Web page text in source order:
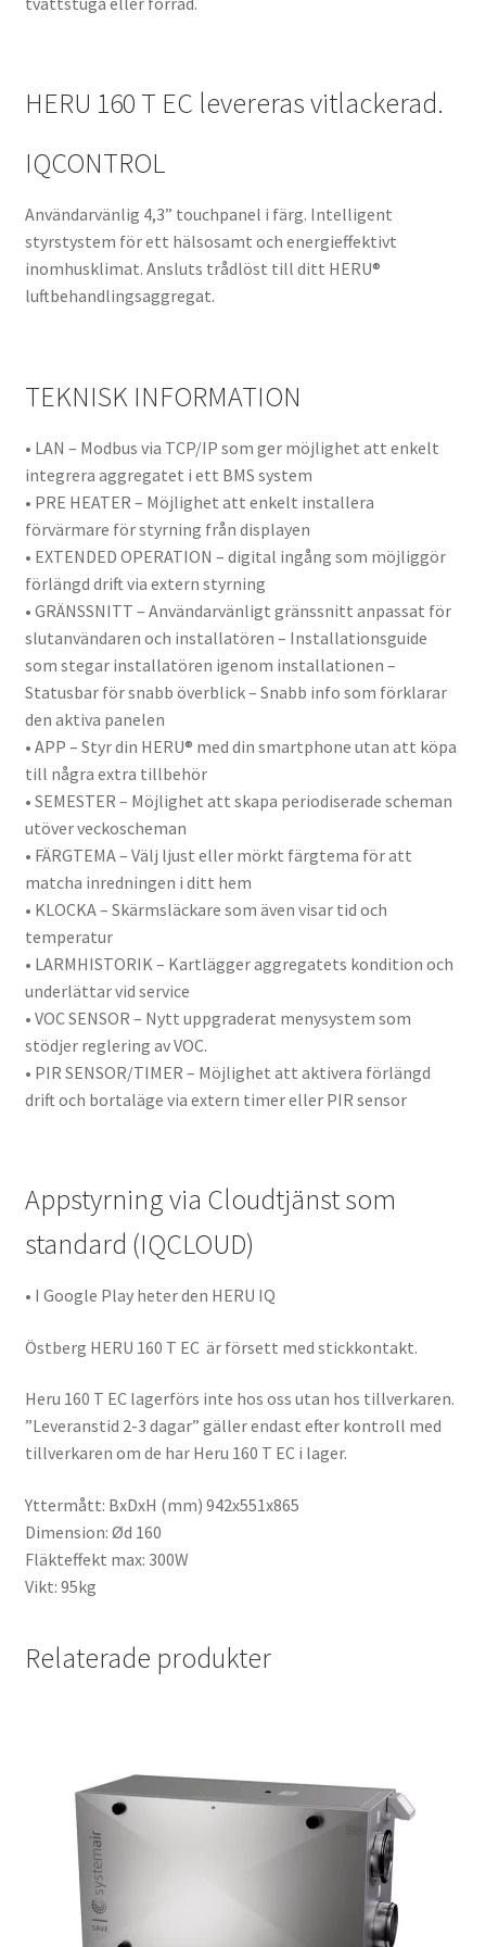
HERU 160 T EC levereras vitlackerad.
IQCONTROL
Användarvänlig 4,3” touchpanel i färg. Intelligent
styrstystem för ett hälsosamt och energieffektivt
inomhusklimat. Ansluts trådlöst till ditt HERU®
luftbehandlingsaggregat.
TEKNISK INFORMATION
• LAN – Modbus via TCP/IP som ger möjlighet att enkelt
integrera aggregatet i ett BMS system
• PRE HEATER – Möjlighet att enkelt installera
förvärmare för styrning från displayen
• EXTENDED OPERATION – digital ingång som möjliggör
förlängd drift via extern styrning
• GRÄNSSNITT – Användarvänligt gränssnitt anpassat för
slutanvändaren och installatören – Installationsguide
som stegar installatören igenom installationen –
Statusbar för snabb överblick – Snabb info som förklarar
den aktiva panelen
• APP – Styr din HERU® med din smartphone utan att köpa
till några extra tillbehör
• SEMESTER – Möjlighet att skapa periodiserade scheman
utöver veckoscheman
• FÄRGTEMA – Välj ljust eller mörkt färgtema för att
matcha inredningen i ditt hem
• KLOCKA – Skärmsläckare som även visar tid och
temperatur
• LARMHISTORIK – Kartlägger aggregatets kondition och
underlättar vid service
• VOC SENSOR – Nytt uppgraderat menysystem som
stödjer reglering av VOC.
• PIR SENSOR/TIMER – Möjlighet att aktivera förlängd
drift och bortaläge via extern timer eller PIR sensor
Appstyrning via Cloudtjänst som
standard (IQCLOUD)
• I Google Play heter den HERU IQ
Östberg HERU 160 T EC är försett med stickkontakt.
Heru 160 T EC lagerförs inte hos oss utan hos tillverkaren.
”Leveranstid 2-3 dagar” gäller endast efter kontroll med
tillverkaren om de har Heru 160 T EC i lager.
Yttermått: BxDxH (mm) 942x551x865
Dimension: Ød 160
Fläkteffekt max: 300W
Vikt: 95kg
Relaterade produkter